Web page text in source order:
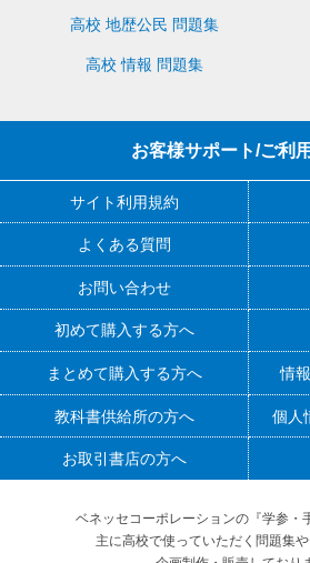
高校 地歴公民 問題集
高校 情報 問題集
お客様サポート/ご利
サイト利用規約
よくある質問
お問い合わせ
初めて購入する方へ
まとめて購入する方へ 情
教科書供給所の方へ 個人
お取引書店の方へ
ベネッセコーポレーションの『学参・
主に高校で使っていただく問題集